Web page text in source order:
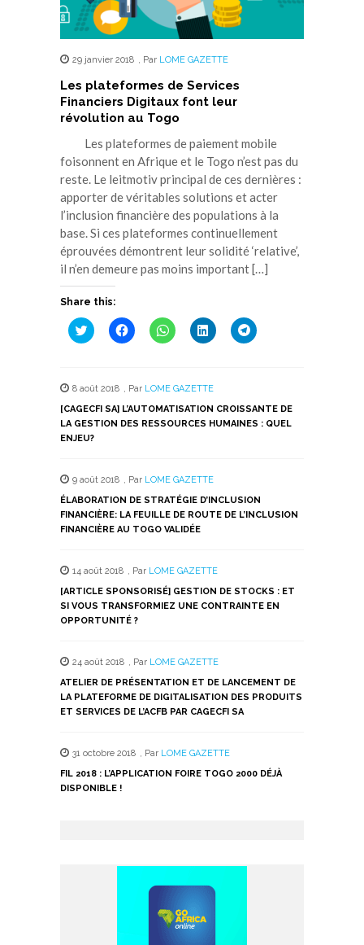
29 janvier 2018 , Par LOME GAZETTE
Les plateformes de Services
Financiers Digitaux font leur
révolution au Togo
Les plateformes de paiement mobile
foisonnent en Afrique et le Togo n’est pas du
reste. Le leitmotiv principal de ces dernières :
apporter de véritables solutions et acter
l’inclusion financière des populations à la
base. Si ces plateformes continuellement
éprouvées démontrent leur solidité ‘relative’,
il n’en demeure pas moins important […]
Share this:
Cliquez
pour
une
nouvelle
fenêtre)
Cliquez
pour
une
nouvelle
fenêtre)
Cliquez
pour
une
nouvelle
fenêtre)
Cliquez
pour
une
nouvelle
fenêtre)
Cliquez
pour
nouvelle
fenêtre)
8 août 2018 , Par LOME GAZETTE
[CAGECFI SA] L’AUTOMATISATION CROISSANTE DE
LA GESTION DES RESSOURCES HUMAINES : QUEL
ENJEU?
9 août 2018 , Par LOME GAZETTE
ÉLABORATION DE STRATÉGIE D’INCLUSION
FINANCIÈRE: LA FEUILLE DE ROUTE DE L’INCLUSION
FINANCIÈRE AU TOGO VALIDÉE
14 août 2018 , Par LOME GAZETTE
[ARTICLE SPONSORISÉ] GESTION DE STOCKS : ET
SI VOUS TRANSFORMIEZ UNE CONTRAINTE EN
OPPORTUNITÉ ?
24 août 2018 , Par LOME GAZETTE
ATELIER DE PRÉSENTATION ET DE LANCEMENT DE
LA PLATEFORME DE DIGITALISATION DES PRODUITS
ET SERVICES DE L’ACFB PAR CAGECFI SA
31 octobre 2018 , Par LOME GAZETTE
FIL 2018 : L’APPLICATION FOIRE TOGO 2000 DÉJÀ
DISPONIBLE !